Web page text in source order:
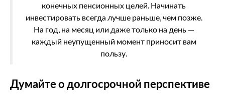
конечных пенсионных целей. Начинать
инвестировать всегда лучше раньше, чем позже.
На год, на месяц или даже только на день —
каждый неупущенный момент приносит вам
пользу.
Думайте о долгосрочной перспективе